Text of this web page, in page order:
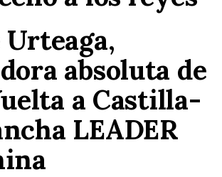
absoluta de
a Castilla-
LEADER